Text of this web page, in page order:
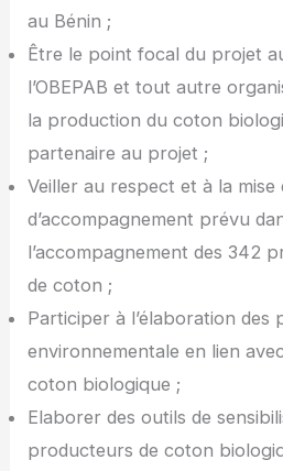
au Bénin ;
Être le point focal du projet
l’OBEPAB et tout autre
la production du coton
partenaire au projet ;
Veiller au respect et à la
d’accompagnement prévu
l’accompagnement des 342
de coton ;
Participer à l’élaboration des
environnementale en lien
coton biologique ;
Elaborer des outils de
producteurs de coton